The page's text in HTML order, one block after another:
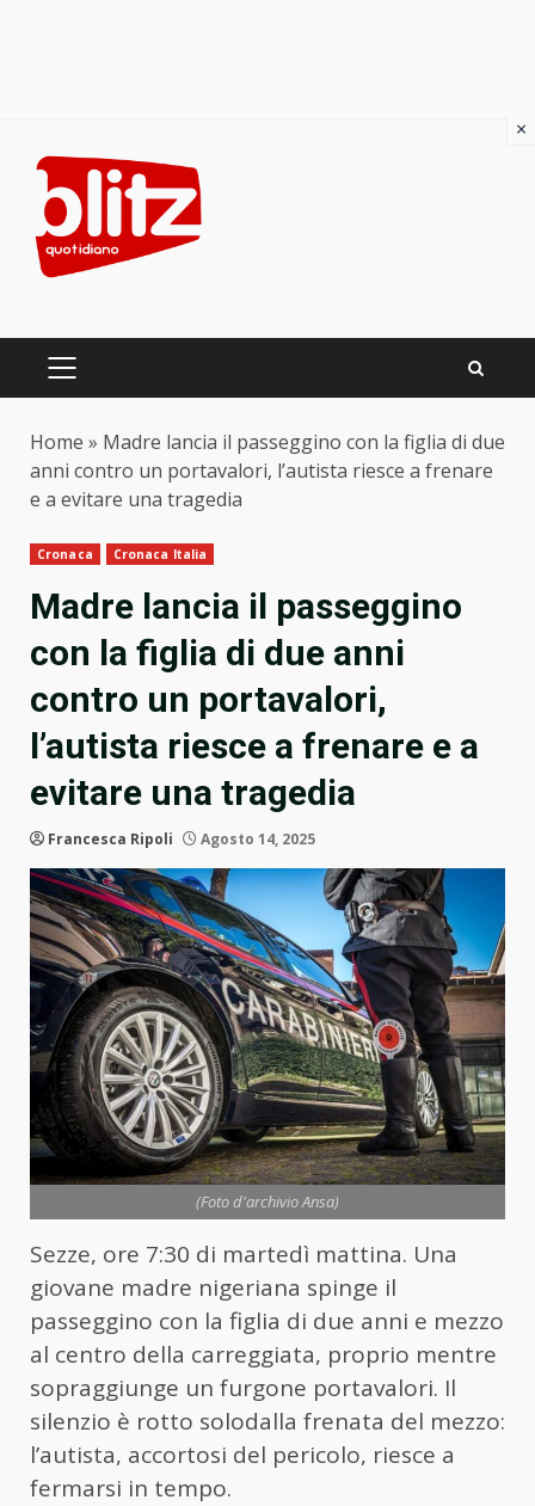
content
PRIMARY
Home » Madre lancia il passeggino con la figlia di due
anni contro un portavalori, l’autista riesce a frenare
e a evitare una tragedia
Cronaca Cronaca Italia
Madre lancia il passeggino
con la figlia di due anni
contro un portavalori,
l’autista riesce a frenare e a
evitare una tragedia
Francesca Ripoli Agosto 14, 2025
(Foto d'archivio Ansa)
Sezze, ore 7:30 di martedì mattina. Una
giovane madre nigeriana spinge il
passeggino con la figlia di due anni e mezzo
al centro della carreggiata, proprio mentre
sopraggiunge un furgone portavalori. Il
silenzio è rotto solodalla frenata del mezzo:
l’autista, accortosi del pericolo, riesce a
fermarsi in tempo.
×